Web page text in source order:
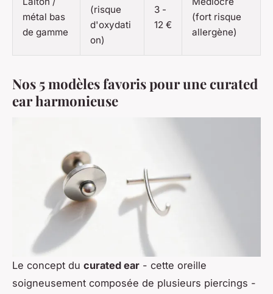
métal bas
de gamme
(risque
d'oxydati
on)
3 -
12 €
(fort risque
allergène)
Nos 5 modèles favoris pour une curated
ear harmonieuse
Le concept du curated ear - cette oreille
soigneusement composée de plusieurs piercings -